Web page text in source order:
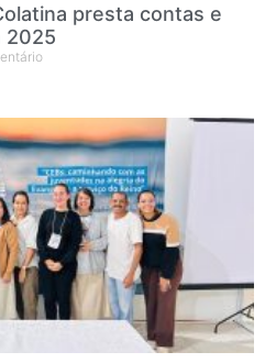
presta contas e
2025